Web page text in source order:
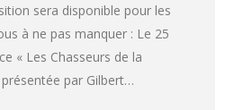
sera disponible pour les
à ne pas manquer : Le 25
« Les Chasseurs de la
par Gilbert…